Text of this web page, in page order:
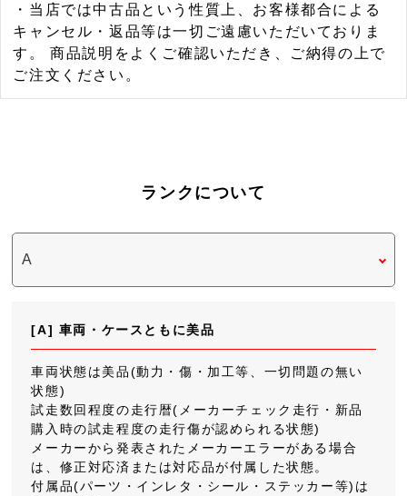
・当店では中古品という性質上、お客様都合による
キャンセル・返品等は一切ご遠慮いただいておりま
す。 商品説明をよくご確認いただき、ご納得の上で
ご注文ください。
ランクについて
[A] 車両・ケースともに美品
車両状態は美品(動力・傷・加工等、一切問題の無い
状態)
試走数回程度の走行暦(メーカーチェック走行・新品
購入時の試走程度の走行傷が認められる状態)
メーカーから発表されたメーカーエラーがある場合
は、修正対応済または対応品が付属した状態。
付属品(パーツ・インレタ・シール・ステッカー等)は